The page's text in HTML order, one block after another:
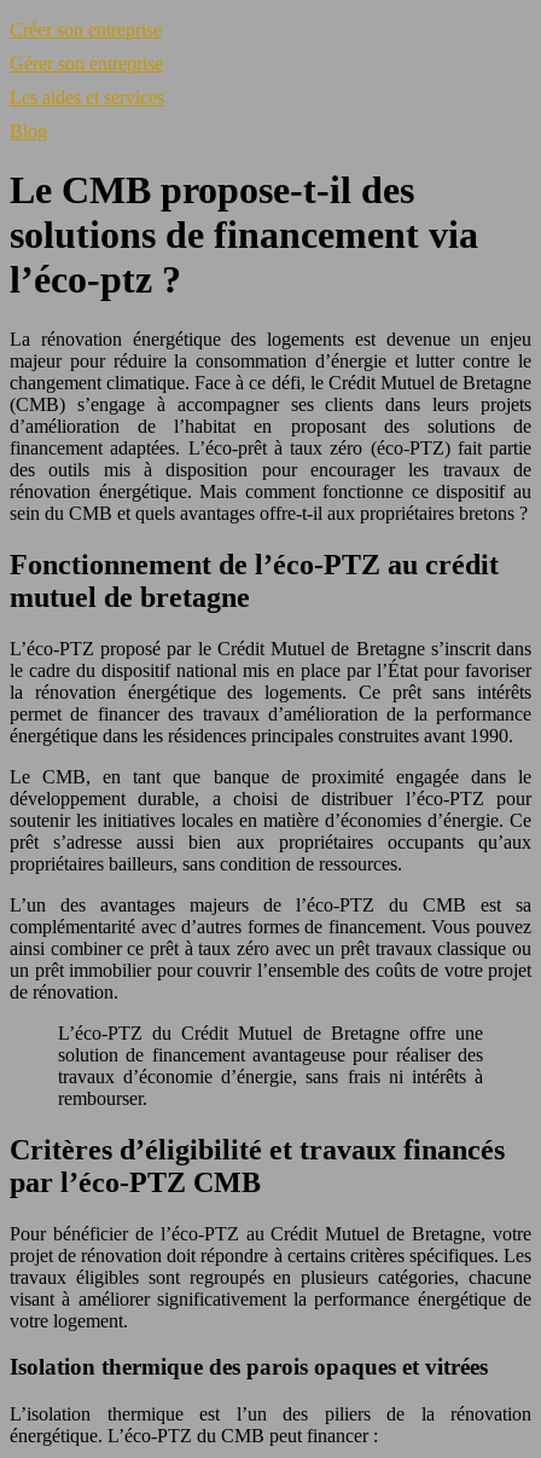
Créer son entreprise
Gérer son entreprise
Les aides et services
Blog
Le CMB propose-t-il des
solutions de financement via
l’éco-ptz ?
La rénovation énergétique des logements est devenue un enjeu
majeur pour réduire la consommation d’énergie et lutter contre le
changement climatique. Face à ce défi, le Crédit Mutuel de Bretagne
(CMB) s’engage à accompagner ses clients dans leurs projets
d’amélioration de l’habitat en proposant des solutions de
financement adaptées. L’éco-prêt à taux zéro (éco-PTZ) fait partie
des outils mis à disposition pour encourager les travaux de
rénovation énergétique. Mais comment fonctionne ce dispositif au
sein du CMB et quels avantages offre-t-il aux propriétaires bretons ?
Fonctionnement de l’éco-PTZ au crédit
mutuel de bretagne
L’éco-PTZ proposé par le Crédit Mutuel de Bretagne s’inscrit dans
le cadre du dispositif national mis en place par l’État pour favoriser
la rénovation énergétique des logements. Ce prêt sans intérêts
permet de financer des travaux d’amélioration de la performance
énergétique dans les résidences principales construites avant 1990.
Le CMB, en tant que banque de proximité engagée dans le
développement durable, a choisi de distribuer l’éco-PTZ pour
soutenir les initiatives locales en matière d’économies d’énergie. Ce
prêt s’adresse aussi bien aux propriétaires occupants qu’aux
propriétaires bailleurs, sans condition de ressources.
L’un des avantages majeurs de l’éco-PTZ du CMB est sa
complémentarité avec d’autres formes de financement. Vous pouvez
ainsi combiner ce prêt à taux zéro avec un prêt travaux classique ou
un prêt immobilier pour couvrir l’ensemble des coûts de votre projet
de rénovation.
L’éco-PTZ du Crédit Mutuel de Bretagne offre une
solution de financement avantageuse pour réaliser des
travaux d’économie d’énergie, sans frais ni intérêts à
rembourser.
Critères d’éligibilité et travaux financés
par l’éco-PTZ CMB
Pour bénéficier de l’éco-PTZ au Crédit Mutuel de Bretagne, votre
projet de rénovation doit répondre à certains critères spécifiques. Les
travaux éligibles sont regroupés en plusieurs catégories, chacune
visant à améliorer significativement la performance énergétique de
votre logement.
Isolation thermique des parois opaques et vitrées
L’isolation thermique est l’un des piliers de la rénovation
énergétique. L’éco-PTZ du CMB peut financer :